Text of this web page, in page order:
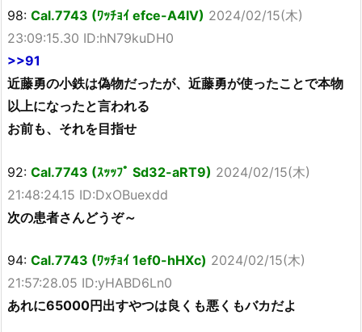
98: Cal.7743 (ﾜｯﾁｮｲ efce-A4IV) 2024/02/15(木)
23:09:15.30 ID:hN79kuDH0
>>91
近藤勇の小鉄は偽物だったが、近藤勇が使ったことで本物
以上になったと言われる
お前も、それを目指せ
92: Cal.7743 (ｽｯｯﾌﾟ Sd32-aRT9) 2024/02/15(木)
21:48:24.15 ID:DxOBuexdd
次の患者さんどうぞ～
94: Cal.7743 (ﾜｯﾁｮｲ 1ef0-hHXc) 2024/02/15(木)
21:57:28.05 ID:yHABD6Ln0
あれに65000円出すやつは良くも悪くもバカだよ